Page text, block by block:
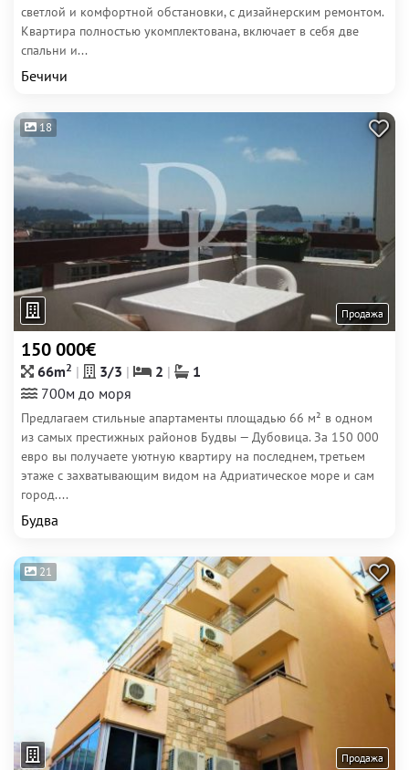
светлой и комфортной обстановки, с дизайнерским ремонтом.
Квартира полностью укомплектована, включает в себя две
спальни и...
Бечичи
18
Продажа
150 000€
66m2 3/3 2
1
700м до моря
Предлагаем стильные апартаменты площадью 66 м² в одном
из самых престижных районов Будвы — Дубовица. За 150 000
евро вы получаете уютную квартиру на последнем, третьем
этаже с захватывающим видом на Адриатическое море и сам
город....
Будва
21
Продажа